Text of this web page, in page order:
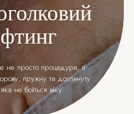
не просто процедура, а
пружну та доглянуту
не боїться віку.